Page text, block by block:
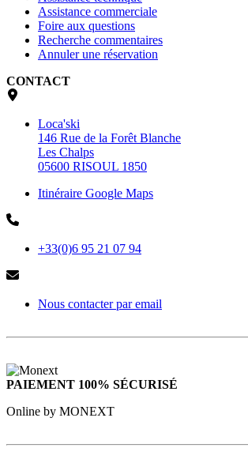
Assistance commerciale
Foire aux questions
Recherche commentaires
Annuler une réservation
CONTACT
Loca'ski
146 Rue de la Forêt Blanche
Les Chalps
05600 RISOUL 1850
Itinéraire Google Maps
+33(0)6 95 21 07 94
Nous contacter par email
PAIEMENT 100% SÉCURISÉ
Online by MONEXT